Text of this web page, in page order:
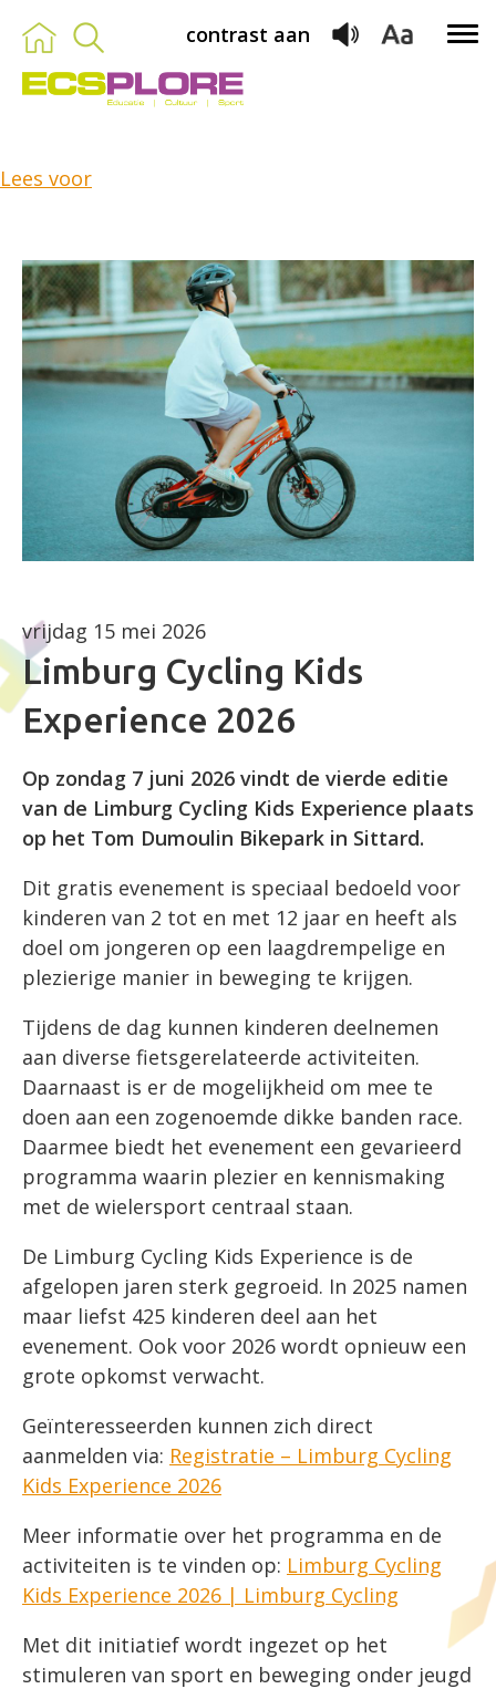
contrast aan
Lees voor
vrijdag 15 mei 2026
Limburg Cycling Kids
Experience 2026
Op zondag 7 juni 2026 vindt de vierde editie
van de Limburg Cycling Kids Experience plaats
op het Tom Dumoulin Bikepark in Sittard.
Dit gratis evenement is speciaal bedoeld voor
kinderen van 2 tot en met 12 jaar en heeft als
doel om jongeren op een laagdrempelige en
plezierige manier in beweging te krijgen.
Tijdens de dag kunnen kinderen deelnemen
aan diverse fietsgerelateerde activiteiten.
Daarnaast is er de mogelijkheid om mee te
doen aan een zogenoemde dikke banden race.
Daarmee biedt het evenement een gevarieerd
programma waarin plezier en kennismaking
met de wielersport centraal staan.
De Limburg Cycling Kids Experience is de
afgelopen jaren sterk gegroeid. In 2025 namen
maar liefst 425 kinderen deel aan het
evenement. Ook voor 2026 wordt opnieuw een
grote opkomst verwacht.
Geïnteresseerden kunnen zich direct
aanmelden via: Registratie – Limburg Cycling
Kids Experience 2026
Meer informatie over het programma en de
activiteiten is te vinden op: Limburg Cycling
Kids Experience 2026 | Limburg Cycling
Met dit initiatief wordt ingezet op het
stimuleren van sport en beweging onder jeugd